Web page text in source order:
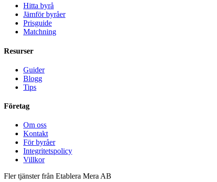
Hitta byrå
Jämför byråer
Prisguide
Matchning
Resurser
Guider
Blogg
Tips
Företag
Om oss
Kontakt
För byråer
Integritetspolicy
Villkor
Fler tjänster från Etablera Mera AB